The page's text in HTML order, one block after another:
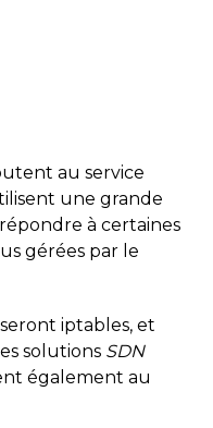
au service
une grande
à certaines
gérées par le
iptables, et
solutions SDN
également au